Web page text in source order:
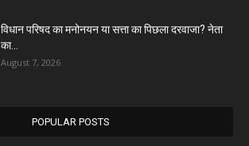
विधान परिषद का मनोनयन या सत्ता का पिछला दरवाजा? नेता
का...
August 7, 2026
POPULAR POSTS